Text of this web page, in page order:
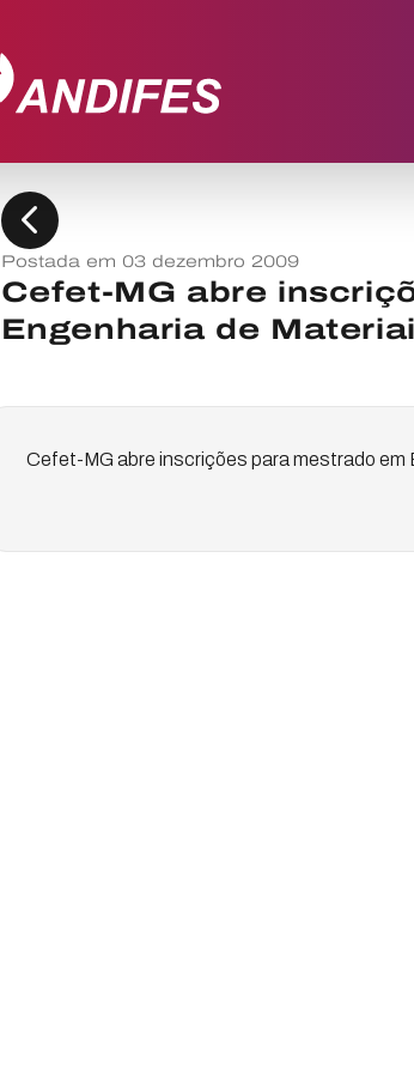
chevron_left
Postada em 03 dezembro 2009
Cefet-MG abre
Engenharia de
Cefet-MG abre inscrições para mestrado em